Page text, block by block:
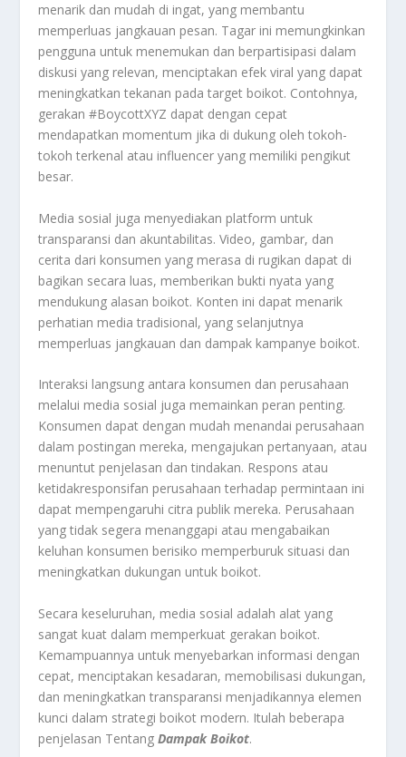
menarik dan mudah di ingat, yang membantu
memperluas jangkauan pesan. Tagar ini memungkinkan
pengguna untuk menemukan dan berpartisipasi dalam
diskusi yang relevan, menciptakan efek viral yang dapat
meningkatkan tekanan pada target boikot. Contohnya,
gerakan #BoycottXYZ dapat dengan cepat
mendapatkan momentum jika di dukung oleh tokoh-
tokoh terkenal atau influencer yang memiliki pengikut
besar.
Media sosial juga menyediakan platform untuk
transparansi dan akuntabilitas. Video, gambar, dan
cerita dari konsumen yang merasa di rugikan dapat di
bagikan secara luas, memberikan bukti nyata yang
mendukung alasan boikot. Konten ini dapat menarik
perhatian media tradisional, yang selanjutnya
memperluas jangkauan dan dampak kampanye boikot.
Interaksi langsung antara konsumen dan perusahaan
melalui media sosial juga memainkan peran penting.
Konsumen dapat dengan mudah menandai perusahaan
dalam postingan mereka, mengajukan pertanyaan, atau
menuntut penjelasan dan tindakan. Respons atau
ketidakresponsifan perusahaan terhadap permintaan ini
dapat mempengaruhi citra publik mereka. Perusahaan
yang tidak segera menanggapi atau mengabaikan
keluhan konsumen berisiko memperburuk situasi dan
meningkatkan dukungan untuk boikot.
Secara keseluruhan, media sosial adalah alat yang
sangat kuat dalam memperkuat gerakan boikot.
Kemampuannya untuk menyebarkan informasi dengan
cepat, menciptakan kesadaran, memobilisasi dukungan,
dan meningkatkan transparansi menjadikannya elemen
kunci dalam strategi boikot modern. Itulah beberapa
penjelasan TentangDampak Boikot.